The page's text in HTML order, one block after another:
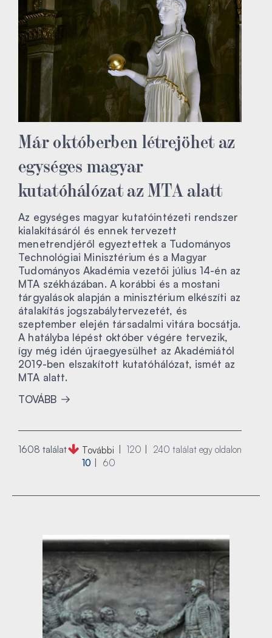
Már októberben létrejöhet az
egységes magyar
kutatóhálózat az MTA alatt
Az egységes magyar kutatóintézeti rendszer
kialakításáról és ennek tervezett
menetrendjéről egyeztettek a Tudományos
Technológiai Minisztérium és a Magyar
Tudományos Akadémia vezetői július 14-én az
MTA székházában. A korábbi és a mostani
tárgyalások alapján a minisztérium elkészíti az
átalakítás jogszabálytervezetét, és
szeptember elején társadalmi vitára bocsátja.
A hatályba lépést október végére tervezik,
így még idén újraegyesülhet az Akadémiától
2019-ben elszakított kutatóhálózat, ismét az
MTA alatt.
TOVÁBB
1608 találat További 240 találat egy oldalon
120
60
10